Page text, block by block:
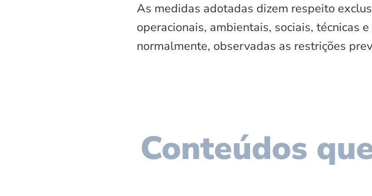
As medidas adotadas dizem respeito
operacionais, ambientais, sociais, técnicas
normalmente, observadas as restrições
Conteúdos